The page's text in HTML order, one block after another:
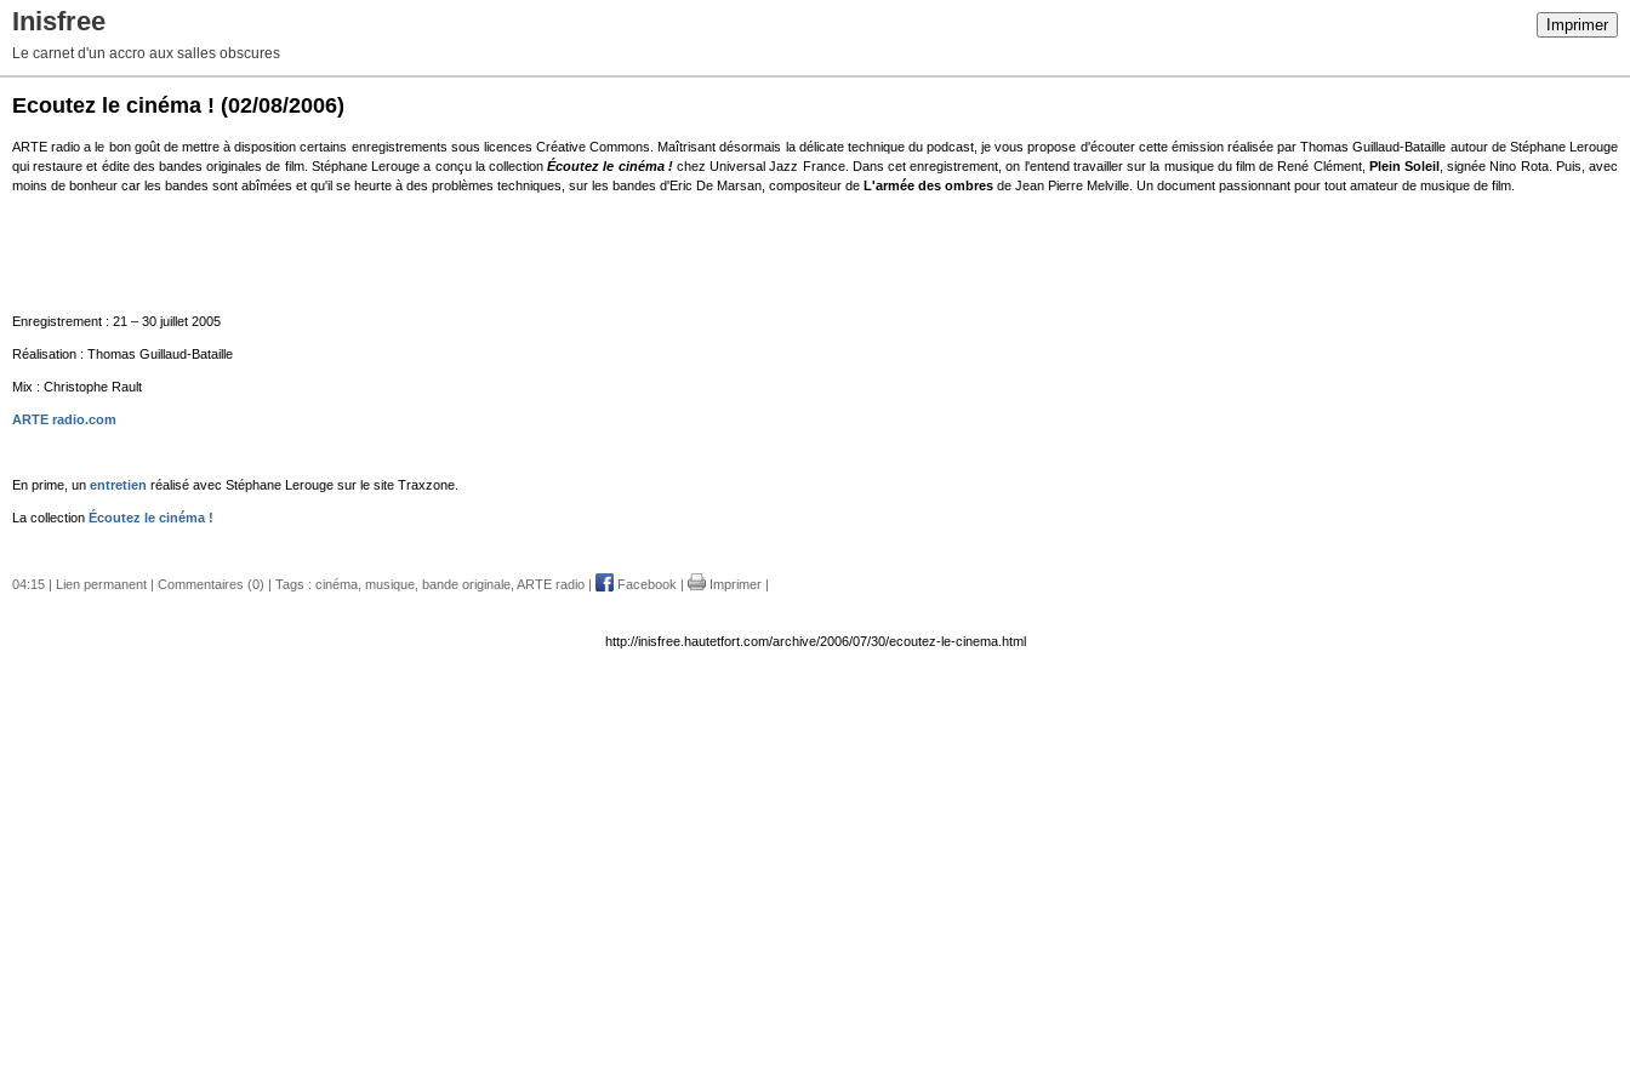
Imprimer
Inisfree
Le carnet d'un accro aux salles obscures
Ecoutez le cinéma ! (02/08/2006)
ARTE radio a le bon goût de mettre à disposition certains enregistrements sous licences Créative Commons. Maîtrisant désormais la délicate technique du podcast, je vous propose d'écouter cette émission réalisée par Thomas Guillaud-Bataille autour de Stéphane Lerouge
qui restaure et édite des bandes originales de film. Stéphane Lerouge a conçu la collectionÉcoutez le cinéma !chez Universal Jazz France. Dans cet enregistrement, on l'entend travailler sur la musique du film de René Clément, Plein Soleil, signée Nino Rota. Puis, avec
moins de bonheur car les bandes sont abîmées et qu'il se heurte à des problèmes techniques, sur les bandes d'Eric De Marsan, compositeur de L'armée des ombres de Jean Pierre Melville. Un document passionnant pour tout amateur de musique de film.
Enregistrement : 21 – 30 juillet 2005
Réalisation : Thomas Guillaud-Bataille
Mix : Christophe Rault
ARTE radio.com
En prime, un entretien réalisé avec Stéphane Lerouge sur le site Traxzone.
La collection Écoutez le cinéma !
04:15 | Lien permanent | Commentaires (0) | Tags : cinéma musique bande originale ARTE radio | Facebook | Imprimer |
http://inisfree.hautetfort.com/archive/2006/07/30/ecoutez-le-cinema.html